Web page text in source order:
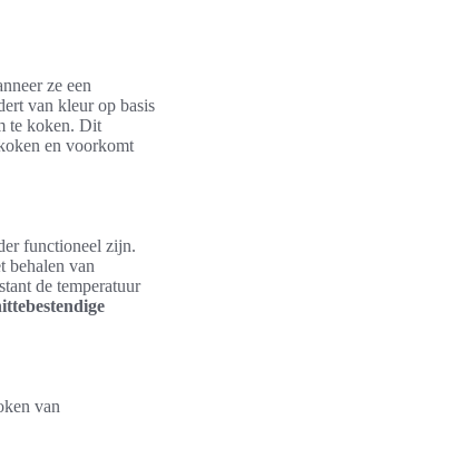
ze een
van kleur op basis
te koken. Dit
en voorkomt
functioneel zijn.
behalen van
de temperatuur
van